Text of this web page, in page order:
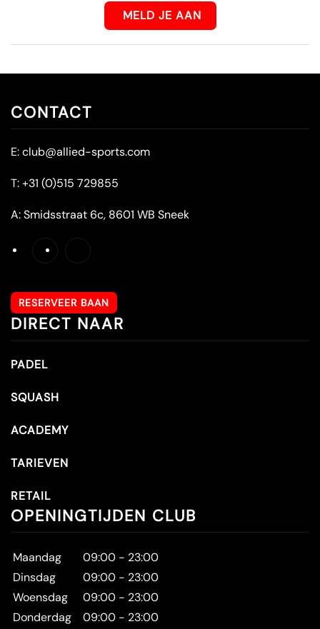
MELD JE AAN
CONTACT
E:club@allied-sports.com
T:+31 (0)515 729855
A:Smidsstraat 6c, 8601 WB Sneek
RESERVEER BAAN
DIRECT NAAR
PADEL
SQUASH
ACADEMY
TARIEVEN
RETAIL
OPENINGTIJDEN CLUB
Maandag
09:00 - 23:00
Dinsdag
09:00 - 23:00
Woensdag
09:00 - 23:00
Donderdag
09:00 - 23:00